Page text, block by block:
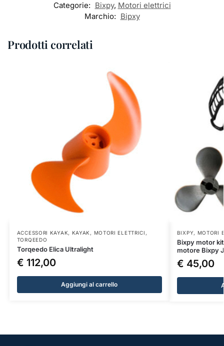
Categorie: Bixpy, Motori elettrici
Marchio: Bipxy
Prodotti correlati
ACCESSORI KAYAK, KAYAK, MOTORI ELETTRICI ,
TORQEEDO
Torqeedo Elica Ultralight
€ 112,00
Aggiungi al carrello
BIXPY, MOTORI
Bixpy motor
motore Bixpy
€ 45,00